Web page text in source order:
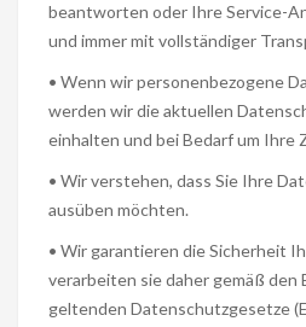
beantworten oder Ihre Service-
und immer mit vollständiger
• Wenn wir personenbezogene
werden wir die aktuellen
einhalten und bei Bedarf um Ihre
• Wir verstehen, dass Sie Ihre
ausüben möchten.
• Wir garantieren die Sicherheit
verarbeiten sie daher gemäß den
geltenden Datenschutzgesetze